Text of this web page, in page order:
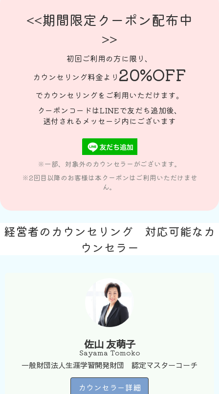
<<期間限定クーポン配布中
>>
初回ご利用の方に限り、
カウンセリング料金より20%OFF
でカウンセリングをご利用いただけます。
クーポンコードはLINEで友だち追加後、
送付されるメッセージ内にございます
※一部、対象外のカウンセラーがございます。
※2回目以降のお客様は本クーポンはご利用いただけませ
ん。
経営者のカウンセリング 対応可能なカ
ウンセラー
佐山 友萌子
Sayama Tomoko
一般財団法人生涯学習開発財団 認定マスターコーチ
カウンセラー詳細